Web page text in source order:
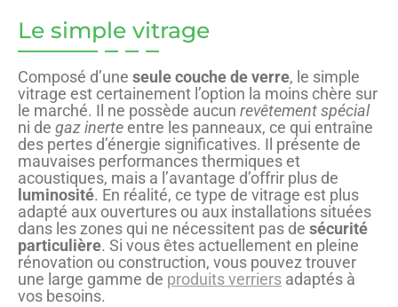
Le simple vitrage
Composé d’une seule couche de verre, le simple
vitrage est certainement l’option la moins chère sur
le marché. Il ne possède aucun revêtement spécial
ni de gaz inerteentre les panneaux, ce qui entraîne
des pertes d’énergie significatives. Il présente de
mauvaises performances thermiques et
acoustiques, mais a l’avantage d’offrir plus de
luminosité. En réalité, ce type de vitrage est plus
adapté aux ouvertures ou aux installations situées
dans les zones qui ne nécessitent pas de sécurité
particulière. Si vous êtes actuellement en pleine
rénovation ou construction, vous pouvez trouver
une large gamme de produits verriers adaptés à
vos besoins.